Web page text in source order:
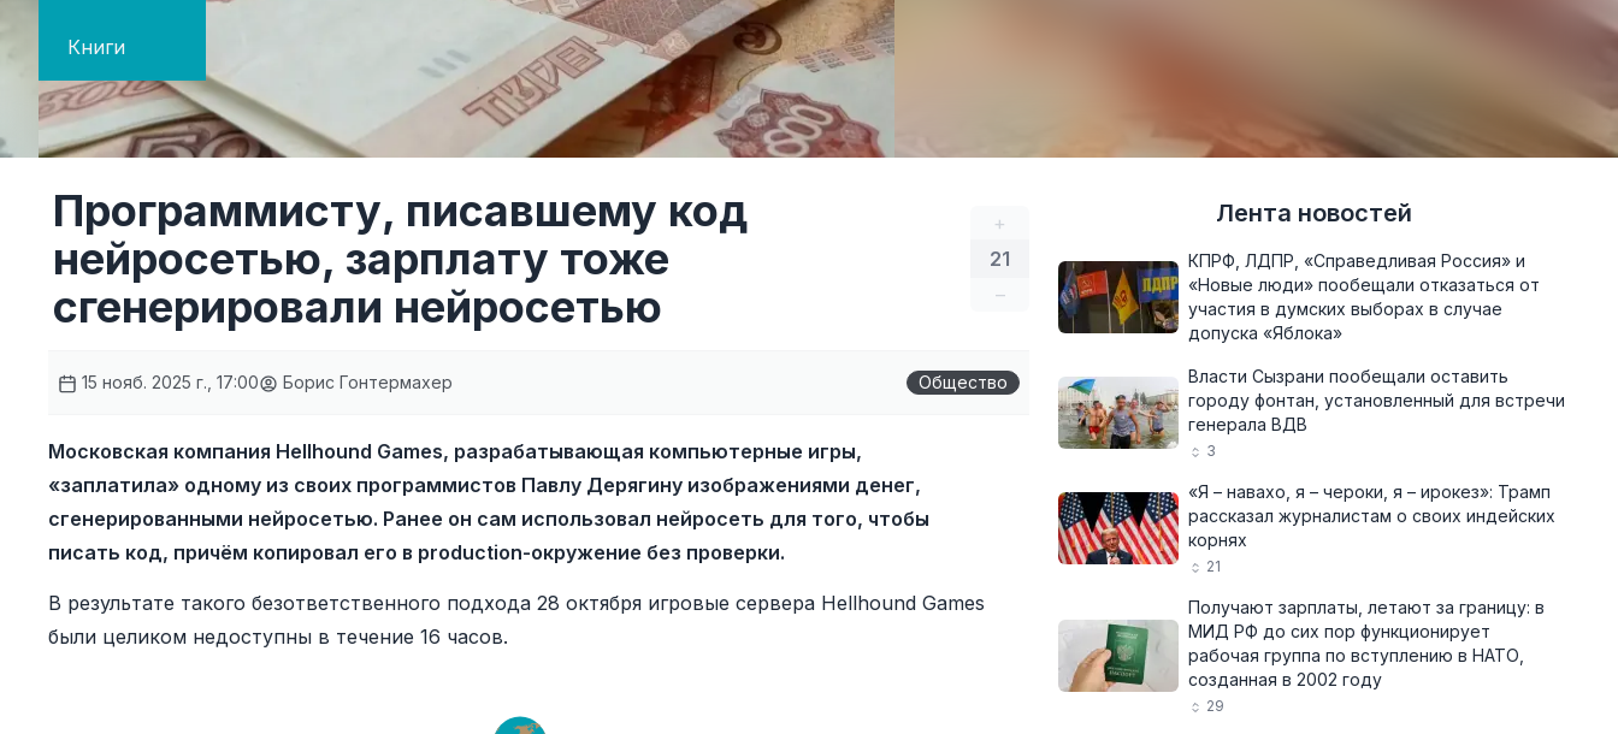
Книги
+
21
–
Программисту, писавшему код
нейросетью, зарплату тоже
сгенерировали нейросетью
15 нояб. 2025 г., 17:00 Борис Гонтермахер Общество
Московская компания Hellhound Games, разрабатывающая компьютерные игры,
«заплатила» одному из своих программистов Павлу Дерягину изображениями денег,
сгенерированными нейросетью. Ранее он сам использовал нейросеть для того, чтобы
писать код, причём копировал его в production-окружение без проверки.
В результате такого безответственного подхода 28 октября игровые сервера Hellhound Games
были целиком недоступны в течение 16 часов.
Лента новостей
КПРФ, ЛДПР, «Справедливая Россия» и
«Новые люди» пообещали отказаться от
участия в думских выборах в случае
допуска «Яблока»
Власти Сызрани пообещали оставить
городу фонтан, установленный для встречи
генерала ВДВ
3
«Я – навахо, я – чероки, я – ирокез»: Трамп
рассказал журналистам о своих индейских
корнях
21
Получают зарплаты, летают за границу: в
МИД РФ до сих пор функционирует
рабочая группа по вступлению в НАТО,
созданная в 2002 году
29